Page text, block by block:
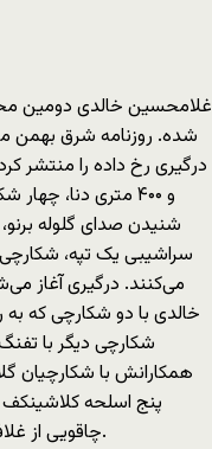
غلامحسین خالدی دومین
و ۴۰۰ متری دنا،
شنیدن صدای گلوله
سراشیبی یک تپه،
می‌کنند. درگیری آغاز
خالدی با دو شکارچی که
شکارچی دیگر با
پنج اسلحه
چاقویی از غلاف درآمده در دستش، نقش بر زمین می‌شود.